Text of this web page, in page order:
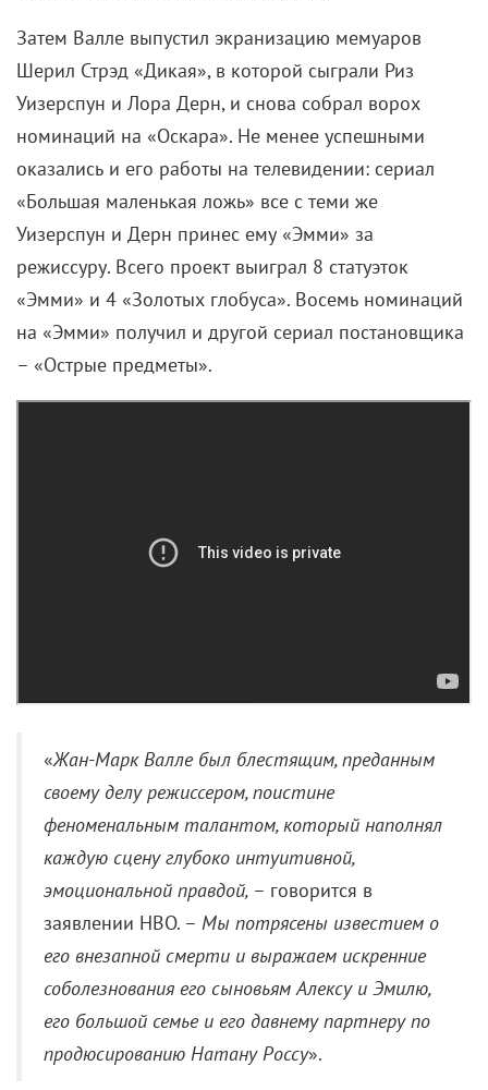
Затем Валле выпустил экранизацию мемуаров
Шерил Стрэд «Дикая», в которой сыграли Риз
Уизерспун и Лора Дерн, и снова собрал ворох
номинаций на «Оскара». Не менее успешными
оказались и его работы на телевидении: сериал
«Большая маленькая ложь» все с теми же
Уизерспун и Дерн принес ему «Эмми» за
режиссуру. Всего проект выиграл 8 статуэток
«Эмми» и 4 «Золотых глобуса». Восемь номинаций
на «Эмми» получил и другой сериал постановщика
– «Острые предметы».
«Жан-Марк Валле был блестящим, преданным
своему делу режиссером, поистине
феноменальным талантом, который наполнял
каждую сцену глубоко интуитивной,
эмоциональной правдой, – говорится в
заявлении HBO. – Мы потрясены известием о
его внезапной смерти и выражаем искренние
соболезнования его сыновьям Алексу и Эмилю,
его большой семье и его давнему партнеру по
продюсированию Натану Россу».